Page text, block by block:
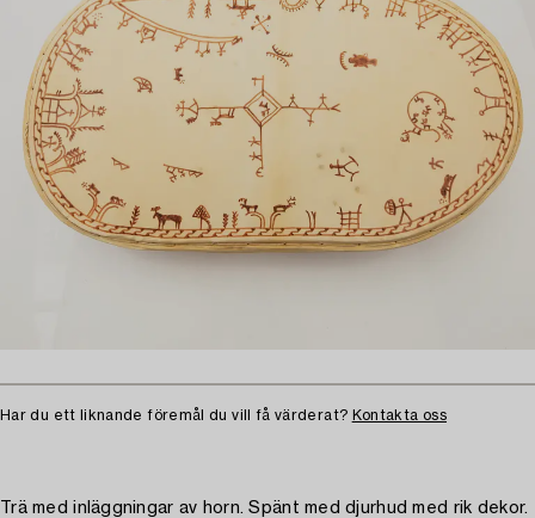
Har du ett liknande föremål du vill få värderat? Kontakta oss
Trä med inläggningar av horn. Spänt med djurhud med rik dekor.